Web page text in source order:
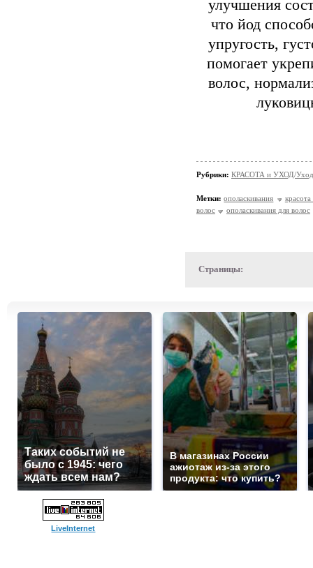
улучшения
что йод
упругость,
помогает
волос,
Рубрики: КРАСОТА и УХОД/Уход
Метки: ополаскивания
волос
ополаскивания для волос
Страницы:
Таких событий не
было с 1945: чего
ждать всем нам?
В магазинах России
ажиотаж из-за этого
продукта: что купить?
LiveInternet